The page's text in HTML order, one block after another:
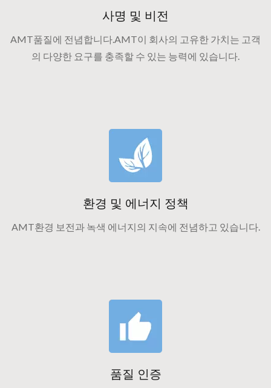
사명 및 비전
AMT품질에 전념합니다.AMT이 회사의 고유한 가치는 고객
의 다양한 요구를 충족할 수 있는 능력에 있습니다.
환경 및 에너지 정책
AMT환경 보전과 녹색 에너지의 지속에 전념하고 있습니다.
품질 인증